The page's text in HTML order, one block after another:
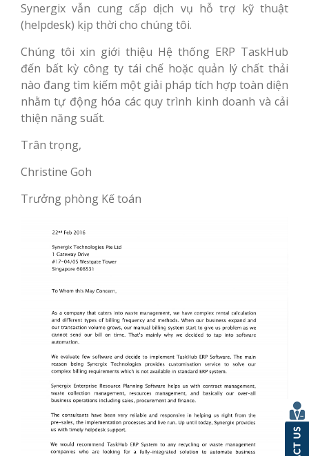
Synergix vẫn cung cấp dịch vụ hỗ trợ kỹ thuật
(helpdesk) kịp thời cho chúng tôi.
Chúng tôi xin giới thiệu Hệ thống ERP TaskHub
đến bất kỳ công ty tái chế hoặc quản lý chất thải
nào đang tìm kiếm một giải pháp tích hợp toàn diện
nhằm tự động hóa các quy trình kinh doanh và cải
thiện năng suất.
Trân trọng,
Christine Goh
Trưởng phòng Kế toán